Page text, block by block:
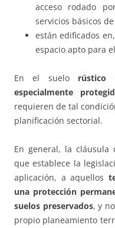
acceso rodado
servicios básicos
están edificados
espacio apto para
En el suelo rústico
especialmente
requieren de tal
planificación sectorial.
En general, la cláusula
que establece la
aplicación, a aquellos
una protección
suelos preservados, y
propio planeamiento